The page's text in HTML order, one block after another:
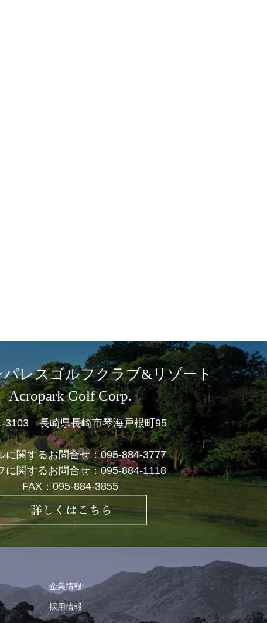
パレスゴルフクラブ&リゾート
Acropark Golf Corp.
3103 長崎県長崎市琴海戸根町95
に関するお問合せ：095-884-3777
に関するお問合せ：095-884-1118
FAX：095-884-3855
企業情報
採用情報